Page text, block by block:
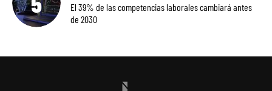
El 39% de las competencias laborales cambiará antes
de 2030